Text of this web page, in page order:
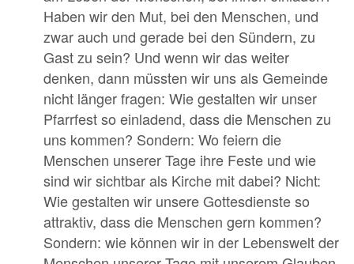
Haben wir den Mut, bei den Menschen, und
zwar auch und gerade bei den Sündern, zu
Gast zu sein? Und wenn wir das weiter
denken, dann müssten wir uns als Gemeinde
nicht länger fragen: Wie gestalten wir unser
Pfarrfest so einladend, dass die Menschen zu
uns kommen? Sondern: Wo feiern die
Menschen unserer Tage ihre Feste und wie
sind wir sichtbar als Kirche mit dabei? Nicht:
Wie gestalten wir unsere Gottesdienste so
attraktiv, dass die Menschen gern kommen?
Sondern: wie können wir in der Lebenswelt der